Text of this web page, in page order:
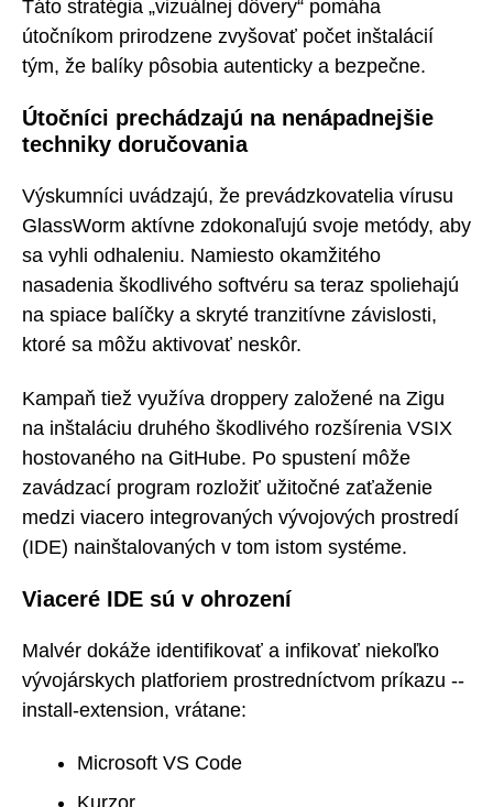
Táto stratégia „vizuálnej dôvery“ pomáha
útočníkom prirodzene zvyšovať počet inštalácií
tým, že balíky pôsobia autenticky a bezpečne.
Útočníci prechádzajú na nenápadnejšie
techniky doručovania
Výskumníci uvádzajú, že prevádzkovatelia vírusu
GlassWorm aktívne zdokonaľujú svoje metódy, aby
sa vyhli odhaleniu. Namiesto okamžitého
nasadenia škodlivého softvéru sa teraz spoliehajú
na spiace balíčky a skryté tranzitívne závislosti,
ktoré sa môžu aktivovať neskôr.
Kampaň tiež využíva droppery založené na Zigu
na inštaláciu druhého škodlivého rozšírenia VSIX
hostovaného na GitHube. Po spustení môže
zavádzací program rozložiť užitočné zaťaženie
medzi viacero integrovaných vývojových prostredí
(IDE) nainštalovaných v tom istom systéme.
Viaceré IDE sú v ohrození
Malvér dokáže identifikovať a infikovať niekoľko
vývojárskych platforiem prostredníctvom príkazu --
install-extension, vrátane:
Microsoft VS Code